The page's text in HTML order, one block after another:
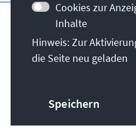
Hauptseite der KAS
Erklärung zur
Allg.
© Konrad-
Cookies zur
Inhalte
Hinweis: Zur
die Seite neu geladen
Speichern